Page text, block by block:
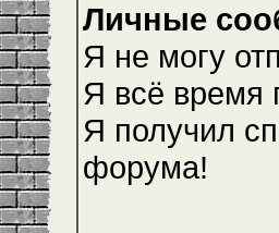
Личные
Я не могу
Я всё время
Я получил
форума!